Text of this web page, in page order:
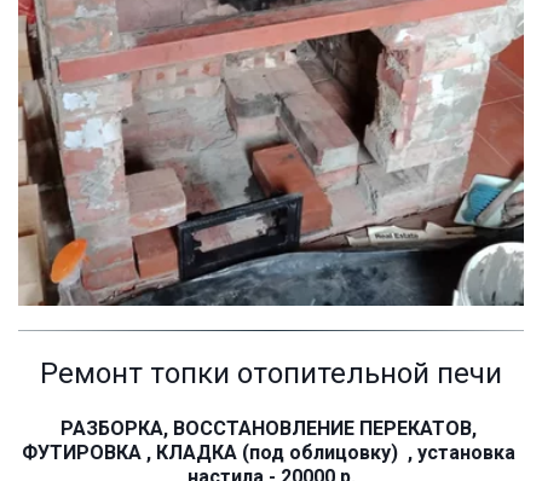
Ремонт топки отопительной печи
РАЗБОРКА, ВОССТАНОВЛЕНИЕ ПЕРЕКАТОВ,
ФУТИРОВКА , КЛАДКА (под облицовку)  , установка